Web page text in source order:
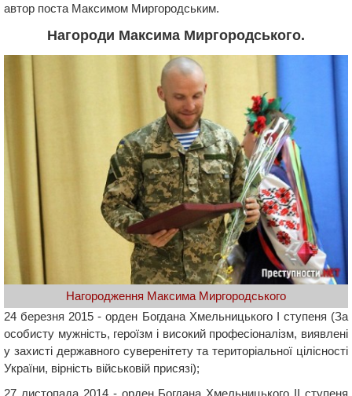
автор поста Максимом Миргородським.
Нагороди Максима Миргородського.
Нагородження Максима Миргородського
24 березня 2015 - орден Богдана Хмельницького І ступеня (За
особисту мужність, героїзм і високий професіоналізм, виявлені
у захисті державного суверенітету та територіальної цілісності
України, вірність військовій присязі);